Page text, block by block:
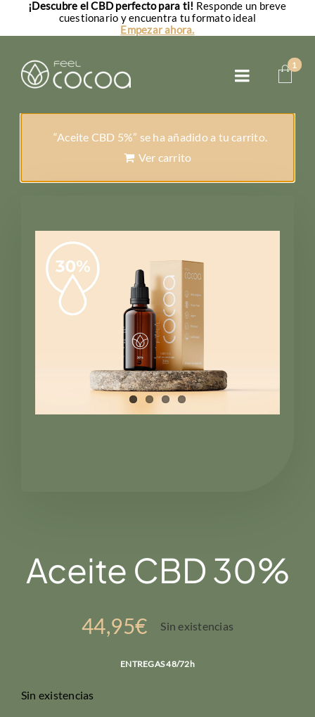
¡Descubre el CBD perfecto para ti! Responde un breve
cuestionario y encuentra tu formato ideal
Empezar ahora.
Toggle
Aceites CBD
FAQs
1
“Aceite CBD 5%” se ha añadido a tu carrito.
Ver carrito
Aceite CBD 30%
44,95€ Sin existencias
ENTREGAS 48/72h
Sin existencias